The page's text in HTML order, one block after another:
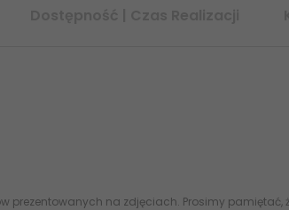
prezentowanych na zdjęciach. Prosimy